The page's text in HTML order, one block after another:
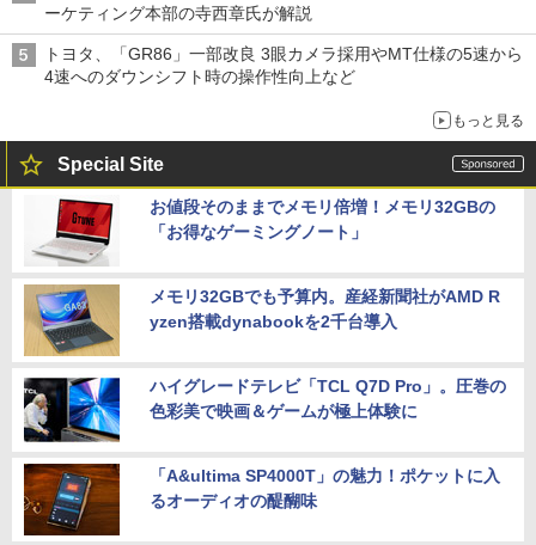
ーケティング本部の寺西章氏が解説
トヨタ、「GR86」一部改良 3眼カメラ採用やMT仕様の5速から
4速へのダウンシフト時の操作性向上など
もっと見る
Special Site
お値段そのままでメモリ倍増！メモリ32GBの
「お得なゲーミングノート」
メモリ32GBでも予算内。産経新聞社がAMD R
yzen搭載dynabookを2千台導入
ハイグレードテレビ「TCL Q7D Pro」。圧巻の
色彩美で映画＆ゲームが極上体験に
「A&ultima SP4000T」の魅力！ポケットに入
るオーディオの醍醐味